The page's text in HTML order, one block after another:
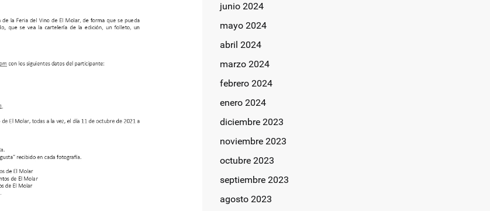
junio 2024
mayo 2024
abril 2024
marzo 2024
febrero 2024
enero 2024
diciembre 2023
noviembre 2023
octubre 2023
septiembre 2023
agosto 2023